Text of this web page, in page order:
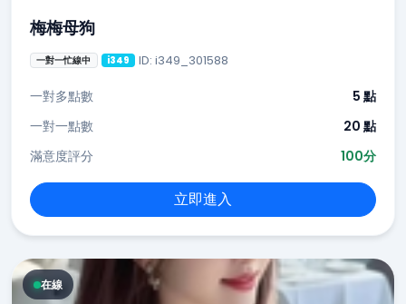
梅梅母狗
一對一忙線中 i349 ID: i349_301588
一對多點數
5 點
一對一點數
20 點
滿意度評分
100分
立即進入
在線